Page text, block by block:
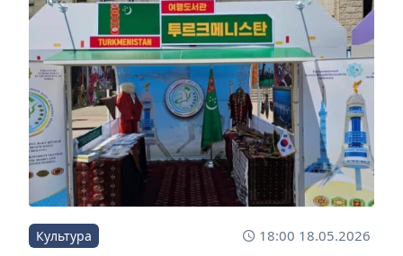
Культура 18:00 18.05.2026